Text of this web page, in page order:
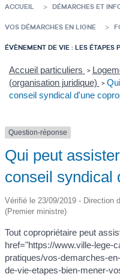
ACCUEIL DÉMARCHES ET
VOS DÉMARCHES EN LIGNE
ÉVÈNEMENT DE VIE : LES ÉTAPES
Accueil particuliers >
(organisation juridique) >
conseil syndical d'une
Question-réponse
Qui peut
conseil syndical
Vérifié le 23/09/2019 - Direction
(Premier ministre)
Tout copropriétaire peut
href="https://www.ville-lege-
pratiques/vos-demarches-
de-vie-etapes-bien-mener-